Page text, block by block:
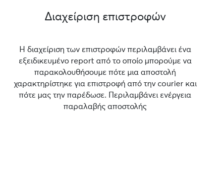
Διαχείριση επιστροφών
Η διαχείριση των επιστροφών περιλαμβάνει ένα
εξειδικευμένο report από το οποίο μπορούμε να
παρακολουθήσουμε πότε μια αποστολή
χαρακτηρίστηκε για επιστροφή από την courier και
πότε μας την παρέδωσε. Περιλαμβάνει ενέργεια
παραλαβής αποστολής